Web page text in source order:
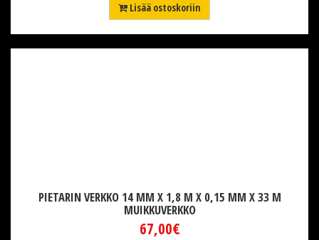
Lisää ostoskoriin
PIETARIN VERKKO 14 MM X 1,8 M X 0,15 MM X 33 M
MUIKKUVERKKO
67,00€